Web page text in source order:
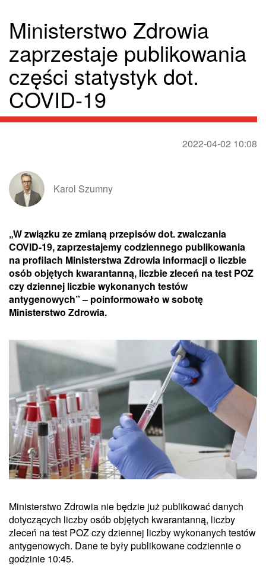
Ministerstwo Zdrowia
zaprzestaje publikowania
części statystyk dot.
COVID-19
2022-04-02 10:08
Karol Szumny
„W związku ze zmianą przepisów dot. zwalczania
COVID-19, zaprzestajemy codziennego publikowania
na profilach Ministerstwa Zdrowia informacji o liczbie
osób objętych kwarantanną, liczbie zleceń na test POZ
czy dziennej liczbie wykonanych testów
antygenowych” – poinformowało w sobotę
Ministerstwo Zdrowia.
Ministerstwo Zdrowia nie będzie już publikować danych
dotyczących liczby osób objętych kwarantanną, liczby
zleceń na test POZ czy dziennej liczby wykonanych testów
antygenowych. Dane te były publikowane codziennie o
godzinie 10:45.